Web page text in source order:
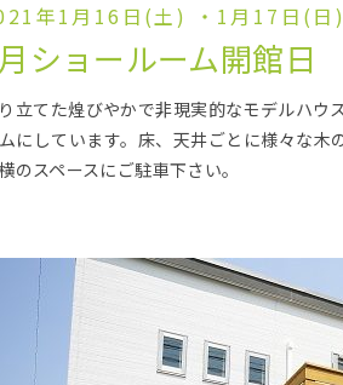
年1月16日(土) ・1月17日(
ショールーム開館日
立てた煌びやかで非現実的なモデルハウ
にしています。床、天井ごとに様々な
のスペースにご駐車下さい。